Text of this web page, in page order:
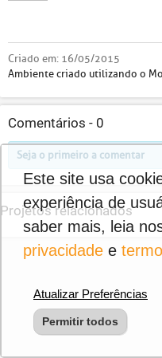
Criado em: 16/05/2015
Ambiente criado utilizando o
Comentários - 0
Seja o primeiro a comentar
Projetos relacionados
Este site usa
experiência de
saber mais, leia
privacidadee
Atualizar Preferências
Permitir todos